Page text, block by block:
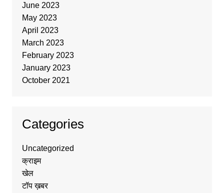
June 2023
May 2023
April 2023
March 2023
February 2023
January 2023
October 2021
Categories
Uncategorized
क्राइम
खेल
टॉप ख़बर